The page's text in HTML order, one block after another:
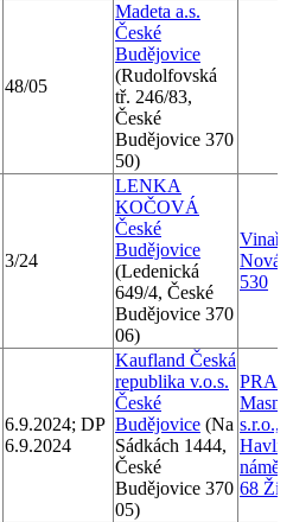
48/05
Madeta a.s.
České
Budějovice
(Rudolfovská
tř. 246/83,
České
Budějovice 370
50)
3/24
LENKA
KOČOVÁ
České
Budějovice
(Ledenická
649/4, České
Budějovice 370
06)
530
6.9.2024; DP
6.9.2024
Kaufland Česká
republika v.o.s.
České
Budějovice (Na
Sádkách 1444,
České
Budějovice 370
05)
s.r.o.,
68